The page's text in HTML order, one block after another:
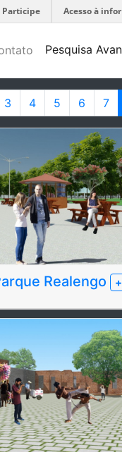
Participe Acesso à
Pesquisa
3 4 5 6 7
Realengo +